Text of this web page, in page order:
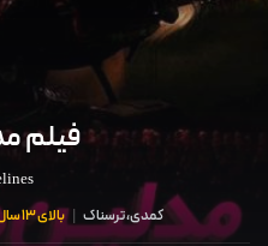
فیلم
کمدی، ترسناک | بالای 13 سال